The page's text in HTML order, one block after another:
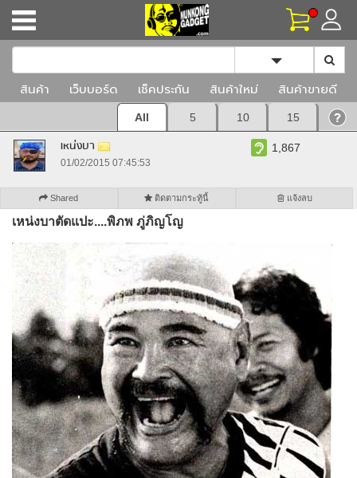
Toggle
สินค้า เว็บบอร์ด เช็คประกัน สินค้าใหม่ สินค้าขายดี
All 5 10 15
เหน่งบา
01/02/2015 07:45:53
1,867
Shared ติดตามกระทู้นี้ แจ้งลบ
เหน่งบาตัดแปะ....พิภพ ภู่ภิญโญ